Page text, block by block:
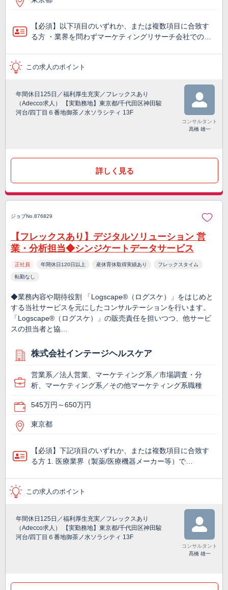
【必須】以下項目のいずれか、または複数項目に合致す
る方 ・業界を問わずマーケティングリサーチ会社での…
この求人のポイント
年間休日125日／福利厚生充実／フレックスあり
（Adecco求人） 【実勤務地】東京都/千代田区神田駿
河台/四丁目６番地御茶ノ水ソラシティ 13F
コンサルタント
髙橋 雄一
詳しく見る
ジョブNo.876829
【フレックスあり】デジタルソリューション 営
業・分析担当◆シンジケートデータサービス
正社員 年間休日120日以上 産休育休取得実績あり フレックスタイム
転勤なし
◆業務内容や期待役割 「Logscape®（ログスケ）」をはじめと
する当社サービスを元にしたコンサルテーションを行います。
「Logscape®（ログスケ）」の販売責任を担いつつ、他サービ
スの担当者と協…
株式会社インテージヘルスケア
営業系／法人営業、マーケティング系／市場調査・分
析、マーケティング系／その他マーケティング系職種
545万円～650万円
東京都
【必須】下記項目のいずれか、または複数項目に合致す
る方 1. 医療業界（製薬/医療機器メーカー等）で…
この求人のポイント
年間休日125日／福利厚生充実／フレックスあり
（Adecco求人） 【実勤務地】東京都/千代田区神田駿
河台/四丁目６番地御茶ノ水ソラシティ 13F
コンサルタント
髙橋 雄一